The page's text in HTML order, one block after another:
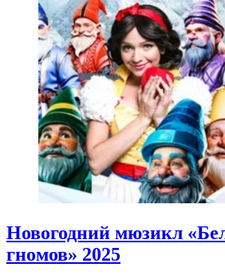
Новогодний мюзикл
гномов» 2025